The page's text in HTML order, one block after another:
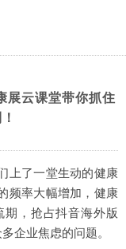
展云课堂带你抓住
上了一堂生动的健康
频率大幅增加，健康
，抢占抖音海外版
企业焦虑的问题。